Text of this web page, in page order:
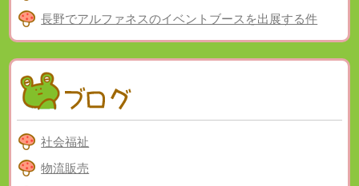
長野でアルファネスのイベントブースを出展する件
社会福祉
物流販売